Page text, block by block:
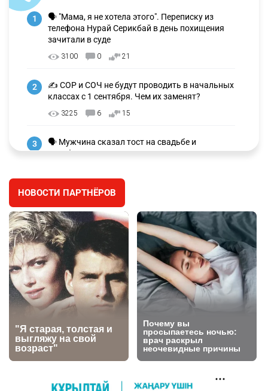
1
🗣 "Мама, я не хотела этого". Переписку из
телефона Нурай Серикбай в день похищения
зачитали в суде
3100 0 21
2
✍️ СОР и СОЧ не будут проводить в начальных
классах с 1 сентября. Чем их заменят?
3225 6 15
3
🗣 Мужчина сказал тост на свадьбе и
заработал уголовное дело
⚠️ Доброе утро, друзья! Предлагаем обзор
главных новостей за 4 августа
2754 0 1
5
🗣Глава государства направил телеграмму
соболезнования родным и близким Халық
қаһарманы Ивана Гапича
2744 2 42
6
🇫🇷 Клуб ПСЖ объявил об открытии своей
футбольной академии в Астане
🚗 Казахстанцев убедили оформить
НОВОСТИ ПАРТНЁРОВ